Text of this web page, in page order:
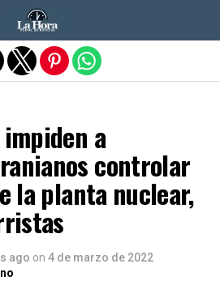
a
controlar
la planta nuclear,
ago on 4 de marzo de 2022
la versión móvil